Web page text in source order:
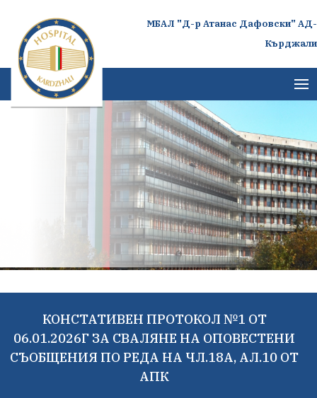
МБАЛ "Д-р Атанас Дафовски" АД-
Кърджали
КОНСТАТИВЕН ПРОТОКОЛ №1 ОТ
06.01.2026Г ЗА СВАЛЯНЕ НА ОПОВЕСТЕНИ
СЪОБЩЕНИЯ ПО РЕДА НА ЧЛ.18А, АЛ.10 ОТ
АПК